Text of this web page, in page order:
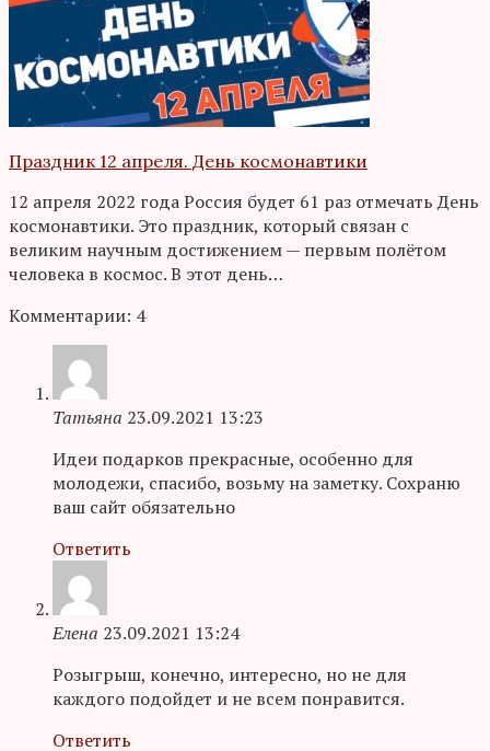
Праздник 12 апреля. День космонавтики
12 апреля 2022 года Россия будет 61 раз отмечать День
космонавтики. Это праздник, который связан с
великим научным достижением — первым полётом
человека в космос. В этот день…
Комментарии: 4
Татьяна 23.09.2021 13:23
Идеи подарков прекрасные, особенно для
молодежи, спасибо, возьму на заметку. Сохраню
ваш сайт обязательно
Ответить
Елена 23.09.2021 13:24
Розыгрыш, конечно, интересно, но не для
каждого подойдет и не всем понравится.
Ответить